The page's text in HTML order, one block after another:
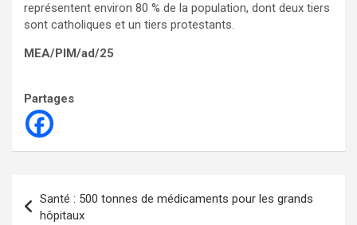
représentent environ 80 % de la population, dont deux tiers
sont catholiques et un tiers protestants.
MEA/PIM/ad/25
Partages
de
Santé : 500 tonnes de médicaments pour les grands
hôpitaux